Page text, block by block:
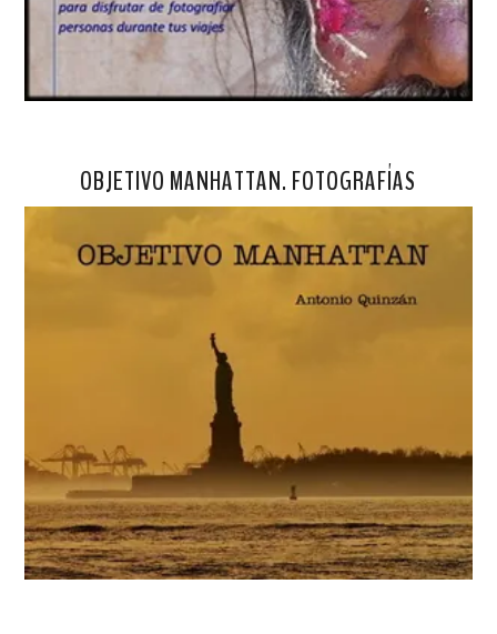
OBJETIVO MANHATTAN. FOTOGRAFÍAS